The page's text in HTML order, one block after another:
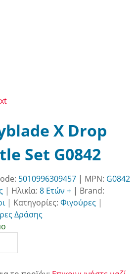
X Drop
Set G0842
5010996309457 | MPN: G0842
| Ηλικία: 8 Ετών + | Brand:
| Κατηγορίες: Φιγούρες |
Δράσης